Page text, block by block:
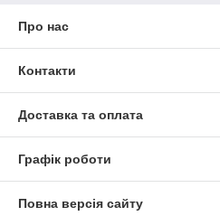
Про нас
Контакти
Доставка та оплата
Графік роботи
Повна версія сайту